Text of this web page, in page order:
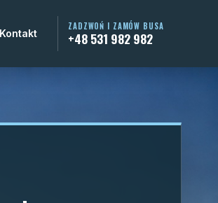
Kontakt
ZADZWOŃ I ZAMÓW BUSA
+48 531 982 982